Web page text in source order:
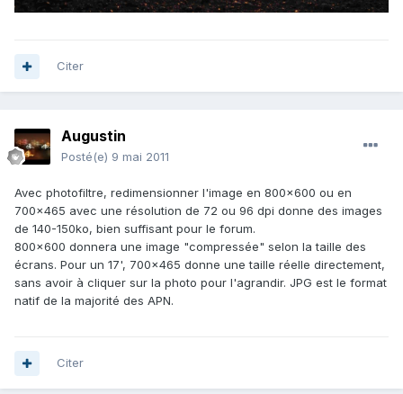
Citer
Augustin
Posté(e) 9 mai 2011
Avec photofiltre, redimensionner l'image en 800x600 ou en
700x465 avec une résolution de 72 ou 96 dpi donne des images
de 140-150ko, bien suffisant pour le forum.
800x600 donnera une image "compressée" selon la taille des
écrans. Pour un 17', 700x465 donne une taille réelle directement,
sans avoir à cliquer sur la photo pour l'agrandir. JPG est le format
natif de la majorité des APN.
Citer